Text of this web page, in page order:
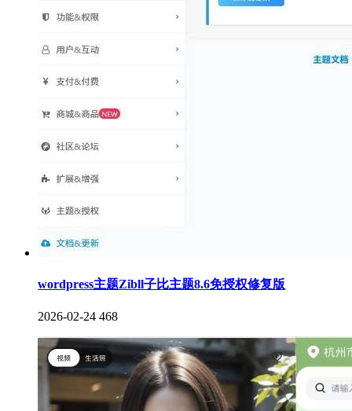
wordpress主题Zibll子比主题8.6免授权修复版
2026-02-24 468